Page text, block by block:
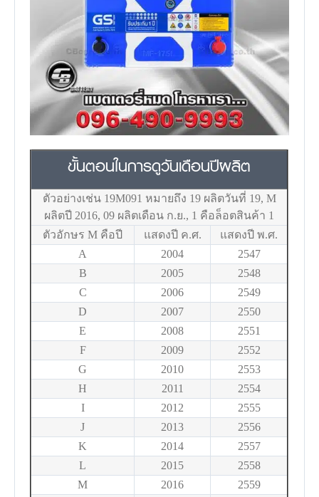
ขั้นตอนในการดูวันเดือนปีผลิต
ตัวอย่างเช่น 19M091 หมายถึง 19 ผลิตวันที่ 19, M
ผลิตปี 2016, 09 ผลิตเดือน ก.ย., 1 คือล็อตสินค้า 1
ตัวอักษร M คือปี
แสดงปี ค.ศ.
แสดงปี พ.ศ.
A
2004
2547
B
2005
2548
C
2006
2549
D
2007
2550
E
2008
2551
F
2009
2552
G
2010
2553
H
2011
2554
I
2012
2555
J
2013
2556
K
2014
2557
L
2015
2558
M
2016
2559